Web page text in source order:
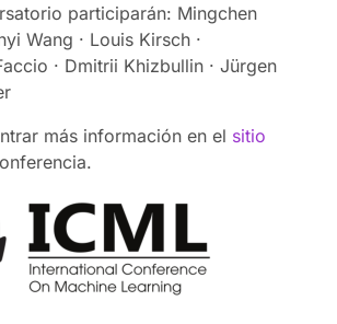
participarán: Mingchen
Wang · Louis Kirsch ·
· Dmitrii Khizbullin · Jürgen
más información en el sitio